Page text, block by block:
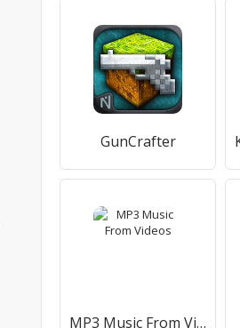
GunCrafter
MP3 Music From Videos